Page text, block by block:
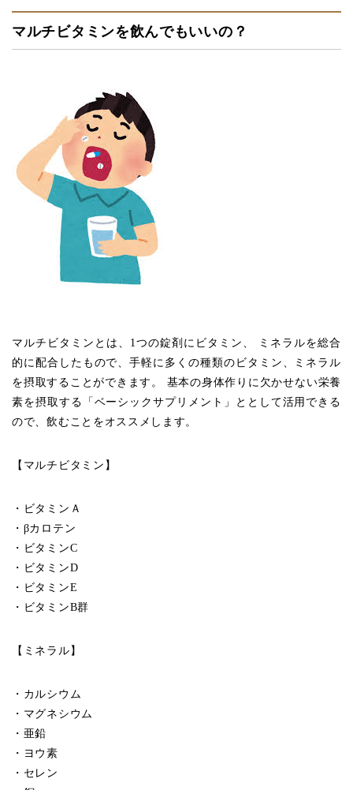
マルチビタミンを飲んでもいいの？
マルチビタミンとは、1つの錠剤にビタミン、 ミネラルを総合
的に配合したもので、手軽に多くの種類のビタミン、ミネラル
を摂取することができます。 基本の身体作りに欠かせない栄養
素を摂取する「ベーシックサプリメント」ととして活用できる
ので、飲むことをオススメします。
【マルチビタミン】
・ビタミンＡ
・βカロテン
・ビタミンC
・ビタミンD
・ビタミンE
・ビタミンB群
【ミネラル】
・カルシウム
・マグネシウム
・亜鉛
・ヨウ素
・セレン